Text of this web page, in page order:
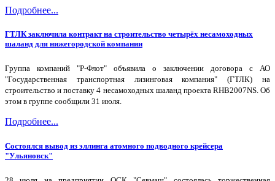
Подробнее...
ГТЛК заключила контракт на строительство четырёх несамоходных
шаланд для нижегородской компании
Группа компаний "Р-Флот" объявила о заключении договора с АО
"Государственная транспортная лизинговая компания" (ГТЛК) на
строительство и поставку 4 несамоходных шаланд проекта RHB2007NS. Об
этом в группе сообщили 31 июля.
Подробнее...
Состоялся вывод из эллинга атомного подводного крейсера
"Ульяновск"